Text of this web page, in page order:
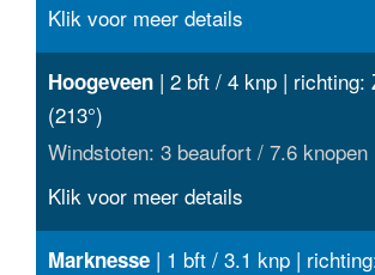
Klik voor meer details
Hoogeveen | 2 bft / 4 knp | richting:
(213°)
Windstoten: 3 beaufort / 7.6 knopen
Klik voor meer details
Marknesse | 1 bft / 3.1 knp |